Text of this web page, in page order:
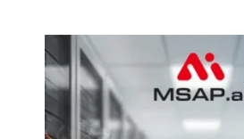
교육
이벤트 & 세미나